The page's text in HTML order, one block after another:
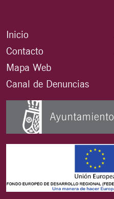
Inicio
Contacto
Mapa Web
Canal de Denuncias